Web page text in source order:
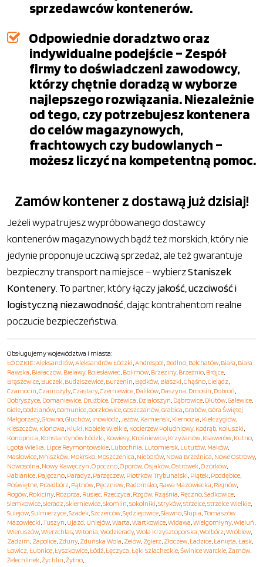
sprzedawców kontenerów.
Odpowiednie doradztwo oraz
indywidualne podejście – Zespół
firmy to doświadczeni zawodowcy,
którzy chętnie doradzą w wyborze
najlepszego rozwiązania. Niezależnie
od tego, czy potrzebujesz kontenera
do celów magazynowych,
frachtowych czy budowlanych –
możesz liczyć na kompetentną pomoc.
Zamów kontener z dostawą już dzisiaj!
Jeżeli wypatrujesz wypróbowanego dostawcy
kontenerów magazynowych bądź też morskich, który nie
jedynie proponuje uczciwą sprzedaż, ale też gwarantuje
bezpieczny transport na miejsce – wybierzStaniszek
Kontenery. To partner, który łączyjakość, uczciwość i
logistyczną niezawodność, dając kontrahentom realne
poczucie bezpieczeństwa.
Obsługujemy województwa i miasta:
ŁÓDZKIE:Aleksandrów,Aleksandrów Łódzki,Andrespol, Bedlno, Bełchatów, Biała, Biała
Rawska, Białaczów, Bielawy, Bolesławiec, Bolimów, Brzeziny, Brzeźnio, Brójce,
Brąszewice, Buczek, Budziszewice, Burzenin, Będków, Błaszki,Chąśno,Cielądz,
Czarnocin,Czarnożyły,Czastary,Czerniewice, Dalików, Daszyna, Dmosin, Dobroń,
Dobryszyce, Domaniewice, Drużbice, Drzewica, Działoszyn, Dąbrowice, Dłutów,Galewice,
Gidle,Godzianów,Gomunice,Gorzkowice,Goszczanów,Grabica,Grabów,Góra Świętej
Małgorzaty,Głowno,Głuchów, Inowłódz,Jeżów, Kamieńsk, Kiernozia, Kiełczygłów,
Kleszczów, Klonowa, Kluki, Kobiele Wielkie, Kocierzew Południowy, Kodrąb, Koluszki,
Konopnica, Konstantynów Łódzki, Kowiesy, Krośniewice, Krzyżanów, Ksawerów, Kutno,
Lgota Wielka, Lipce Reymontowskie, Lubochnia, Lutomiersk, Lututów, Maków,
Masłowice, Mniszków, Mokrsko, Moszczenica, Nieborów, Nowa Brzeźnica, Nowe Ostrowy,
Nowosolna, Nowy Kawęczyn,Opoczno,Oporów,Osjaków,Ostrówek,Ozorków,
Pabianice, Pajęczno, Paradyż, Parzęczew, Piotrków Trybunalski, Piątek, Poddębice,
Poświętne, Przedbórz, Pątnów, Pęczniew, Radomsko, Rawa Mazowiecka, Regnów,
Rogów, Rokiciny, Rozprza, Rusiec, Rzeczyca, Rzgów, Rząśnia, Ręczno,Sadkowice,
Siemkowice,Sieradz,Skierniewice,Skomlin,Sokolniki,Stryków,Strzelce,Strzelce Wielkie,
Sulejów,Sulmierzyce,Szadek,Szczerców,Sędziejowice,Sławno,Słupia,Tomaszów
Mazowiecki,Tuszyn, Ujazd, Uniejów,Warta,Wartkowice,Widawa,Wielgomłyny,Wieluń,
Wieruszów,Wierzchlas,Witonia,Wodzierady,Wola Krzysztoporska,Wolbórz,Wróblew,
Zadzim, Zapolice, Zduny, Zduńska Wola, Zelów, Zgierz, Złoczew,Ładzice,Łanięta,Łask,
Łowicz,Łubnice,Łyszkowice,Łódź,Łęczyca,Łęki Szlacheckie,Świnice Warckie,Żarnów,
Żelechlinek,Żychlin,Żytno, .